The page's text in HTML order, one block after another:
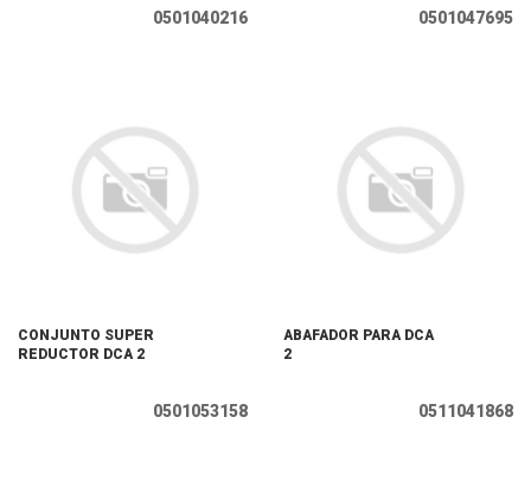
0501040216 0501047695
CONJUNTO SUPER
REDUCTOR DCA 2
0501053158
ABAFADOR PARA DCA
2
0511041868